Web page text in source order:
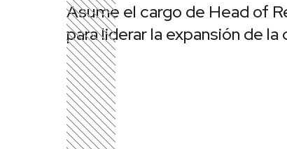
Asume el cargo de Head of
para liderar la expansión de